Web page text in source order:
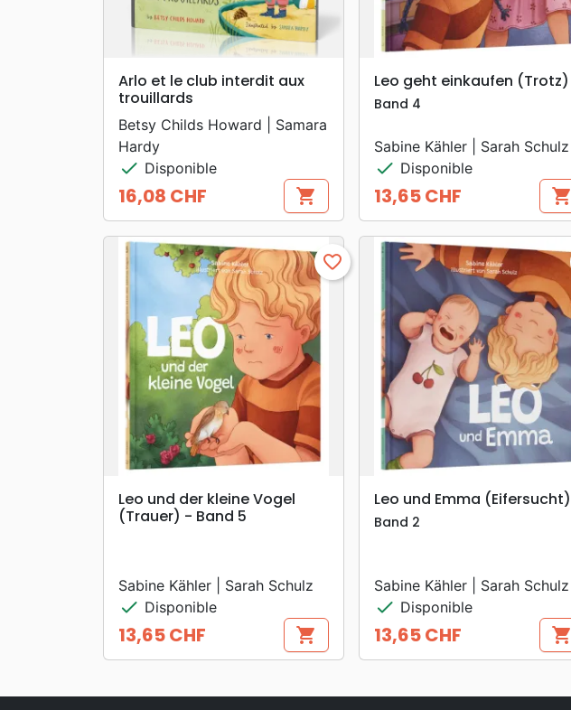
search APERÇU RAPIDE
Arlo et le club interdit aux
trouillards
Betsy Childs Howard | Samara
Hardy
check Disponible
Prix
16,08 CHF shopping_cart
search APERÇU RAPIDE
Leo geht einkaufen (Trotz)
Band 4
Sabine Kähler | Sarah Schulz
check Disponible
Prix
13,65 CHF shopping_cart
search APERÇU RAPIDE
favorite_border
Leo und der kleine Vogel
(Trauer) - Band 5
Sabine Kähler | Sarah Schulz
check Disponible
Prix
13,65 CHF shopping_cart
search APERÇU RAPIDE
Leo und Emma (Eifersucht)
Band 2
Sabine Kähler | Sarah Schulz
check Disponible
Prix
13,65 CHF shopping_cart